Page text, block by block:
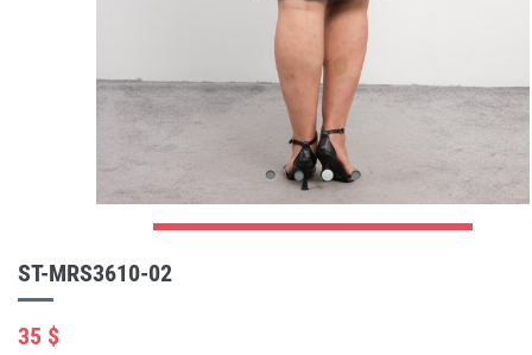
ST-MRS3610-02
35 $